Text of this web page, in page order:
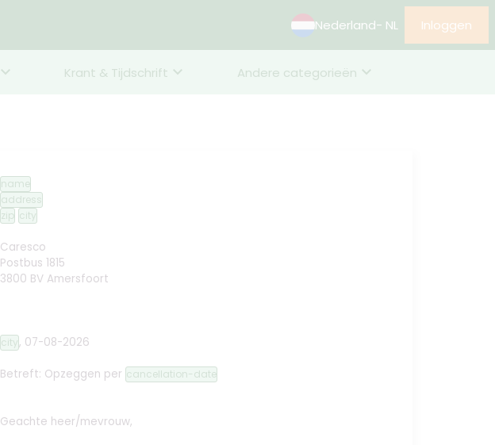
Nederland- NL Inloggen
Krant & Tijdschrift Andere categorieën
name
address
zip city
Caresco
Postbus 1815
3800 BV Amersfoort
city, 07-08-2026
Betreft: Opzeggen per cancellation-date
Geachte heer/mevrouw,